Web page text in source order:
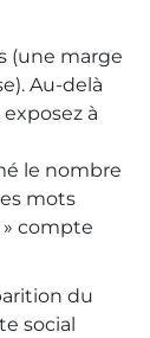
(une marge
Au-delà
à
le nombre
mots
compte
du
social